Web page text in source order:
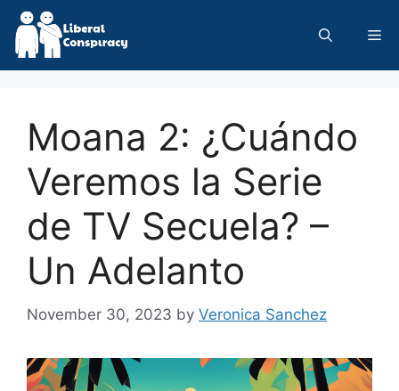
Skip
content
Moana 2: ¿Cuándo
Veremos la Serie
de TV Secuela? –
Un Adelanto
November 30, 2023 by Veronica Sanchez